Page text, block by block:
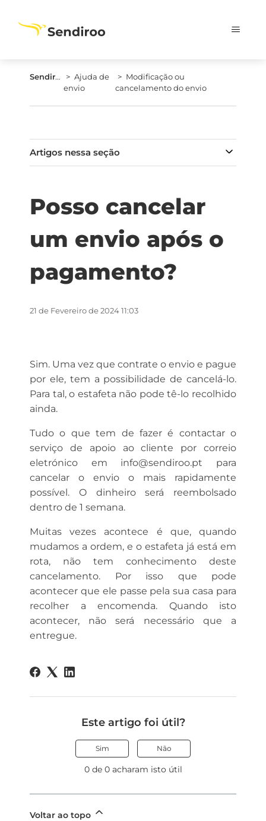
Sendiroo.pt
Ajuda de
envio
Modificação ou
cancelamento do envio
Artigos nessa seção
Posso cancelar
um envio após o
pagamento?
21 de Fevereiro de 2024 11:03
Sim. Uma vez que contrate o envio e pague
por ele, tem a possibilidade de cancelá-lo.
Para tal, o estafeta não pode tê-lo recolhido
ainda.
Tudo o que tem de fazer é contactar o
serviço de apoio ao cliente por correio
eletrónico em info@sendiroo.pt para
cancelar o envio o mais rapidamente
possível. O dinheiro será reembolsado
dentro de 1 semana.
Muitas vezes acontece é que, quando
mudamos a ordem, e o estafeta já está em
rota, não tem conhecimento deste
cancelamento. Por isso que pode
acontecer que ele passe pela sua casa para
recolher a encomenda. Quando isto
acontecer, não será necessário que a
entregue.
Este artigo foi útil?
Sim Não
0 de 0 acharam isto útil
Voltar ao topo